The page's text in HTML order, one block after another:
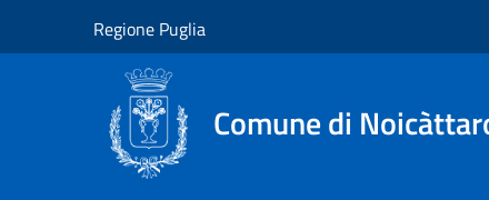
Regione Puglia
Comune di